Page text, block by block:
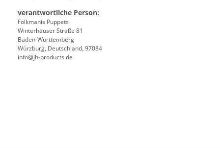
verantwortliche Person:
Folkmanis Puppets
Winterhäuser Straße 81
Baden-Württemberg
Würzburg, Deutschland, 97084
info@jh-products.de